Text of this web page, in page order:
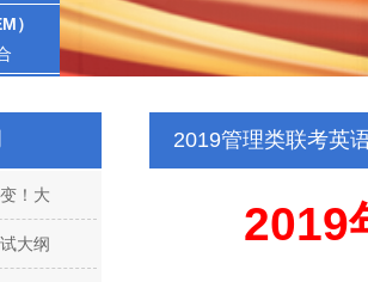
）
！大
大纲
2019管理类联考英
2019